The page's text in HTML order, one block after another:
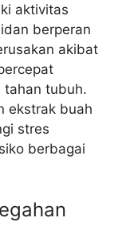
aktivitas
berperan
akibat
tahan tubuh.
ekstrak buah
stres
berbagai